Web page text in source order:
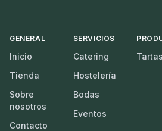
GENERAL
Inicio
Tienda
Sobre
nosotros
Contacto
SERVICIOS
Catering
Hostelería
Bodas
Eventos